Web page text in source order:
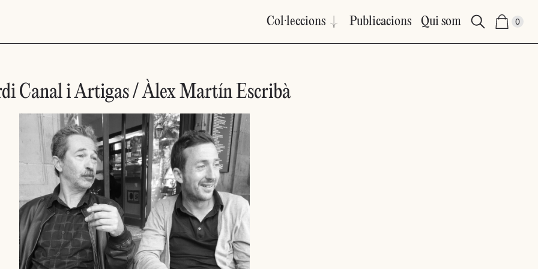
Col·leccions Publicacions Qui som 0
Canal i Artigas / Àlex Martín Escribà